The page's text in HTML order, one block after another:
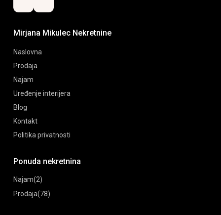
Mirjana Mikulec Nekretnine
Naslovna
Prodaja
Najam
Uređenje interijera
Blog
Kontakt
Politika privatnosti
Ponuda nekretnina
Najam(2)
Prodaja(78)